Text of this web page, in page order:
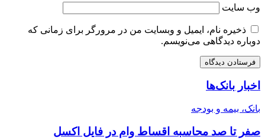
وب‌ سایت
ذخیره نام، ایمیل و وبسایت من در مرورگر برای زمانی که
دوباره دیدگاهی می‌نویسم.
اخبار بانک‌ها
بانک، بیمه و بودجه
صفر تا صد محاسبه اقساط وام در فایل اکسل